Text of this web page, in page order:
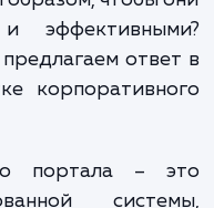
И
как объединить
образом, чтобы
предлагаем